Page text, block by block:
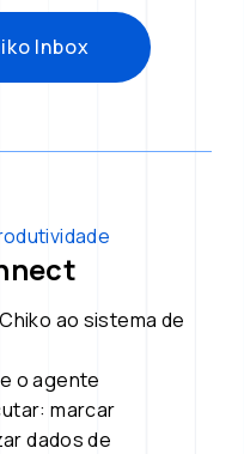
Inbox
ao sistema de
o agente
marcar
dados de